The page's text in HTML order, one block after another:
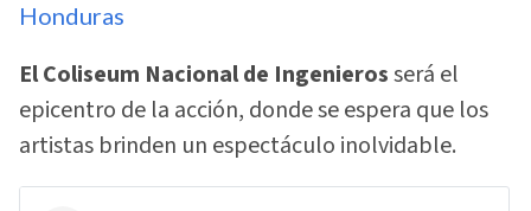
Honduras
El Coliseum Nacional de Ingenierosserá el
epicentro de la acción, donde se espera que los
artistas brinden un espectáculo inolvidable.